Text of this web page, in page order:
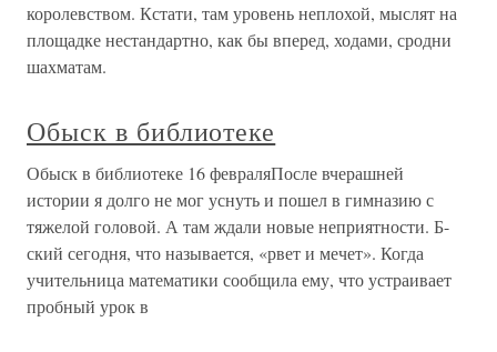
королевством. Кстати, там уровень неплохой, мыслят на
площадке нестандартно, как бы вперед, ходами, сродни
шахматам.
Обыск в библиотеке
Обыск в библиотеке 16 февраляПосле вчерашней
истории я долго не мог уснуть и пошел в гимназию с
тяжелой головой. А там ждали новые неприятности. Б-
ский сегодня, что называется, «рвет и мечет». Когда
учительница математики сообщила ему, что устраивает
пробный урок в